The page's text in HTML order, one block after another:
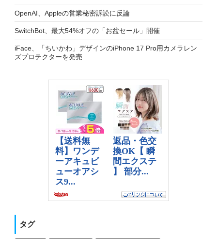
OpenAI、Appleの営業秘密訴訟に反論
SwitchBot、最大54%オフの「お盆セール」開催
iFace、「ちいかわ」デザインのiPhone 17 Pro用カメラレン
ズプロテクターを発売
タグ